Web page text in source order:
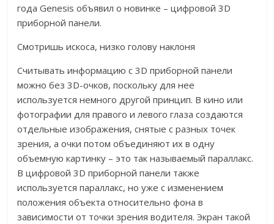
года Genesis объявил о новинке – цифровой 3D
приборной панели.
Смотришь искоса, низко голову наклоня
Считывать информацию с 3D приборной панели
можно без 3D-очков, поскольку для нее
используется немного другой принцип. В кино или
фотографии для правого и левого глаза создаются
отдельные изображения, снятые с разных точек
зрения, а очки потом объединяют их в одну
объемную картинку – это так называемый параллакс.
В цифровой 3D приборной панели также
используется параллакс, но уже с изменением
положения объекта относительно фона в
зависимости от точки зрения водителя. Экран такой